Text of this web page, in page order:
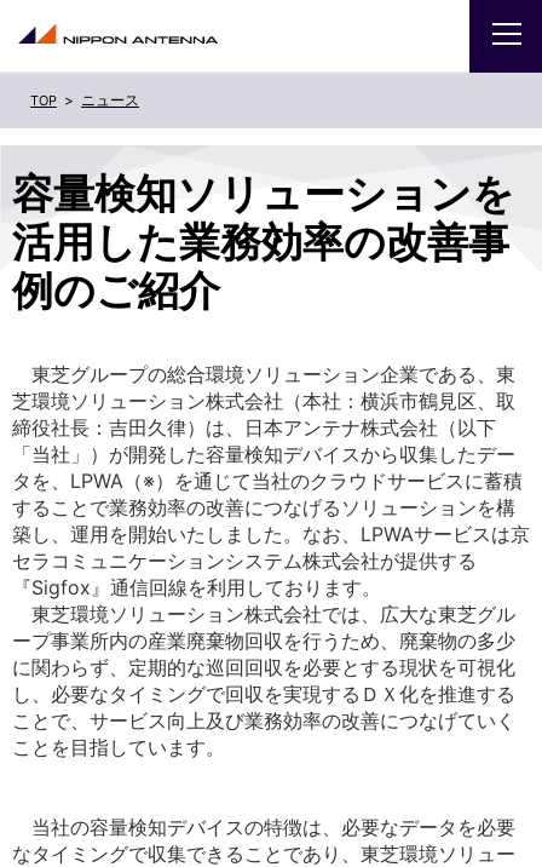
容量検知ソリューションを
活用した業務効率の改善事
例のご紹介
東芝グループの総合環境ソリューション企業である、東
芝環境ソリューション株式会社（本社：横浜市鶴見区、取
締役社長：吉田久律）は、日本アンテナ株式会社（以下
「当社」）が開発した容量検知デバイスから収集したデー
タを、LPWA（※）を通じて当社のクラウドサービスに蓄積
することで業務効率の改善につなげるソリューションを構
築し、運用を開始いたしました。なお、LPWAサービスは京
セラコミュニケーションシステム株式会社が提供する
『Sigfox』通信回線を利用しております。
東芝環境ソリューション株式会社では、広大な東芝グル
ープ事業所内の産業廃棄物回収を行うため、廃棄物の多少
に関わらず、定期的な巡回回収を必要とする現状を可視化
し、必要なタイミングで回収を実現するＤＸ化を推進する
ことで、サービス向上及び業務効率の改善につなげていく
ことを目指しています。
当社の容量検知デバイスの特徴は、必要なデータを必要
なタイミングで収集できることであり、東芝環境ソリュー
ニュース
IR
採用
お問い合わせ
サイトマップ ENGLISH